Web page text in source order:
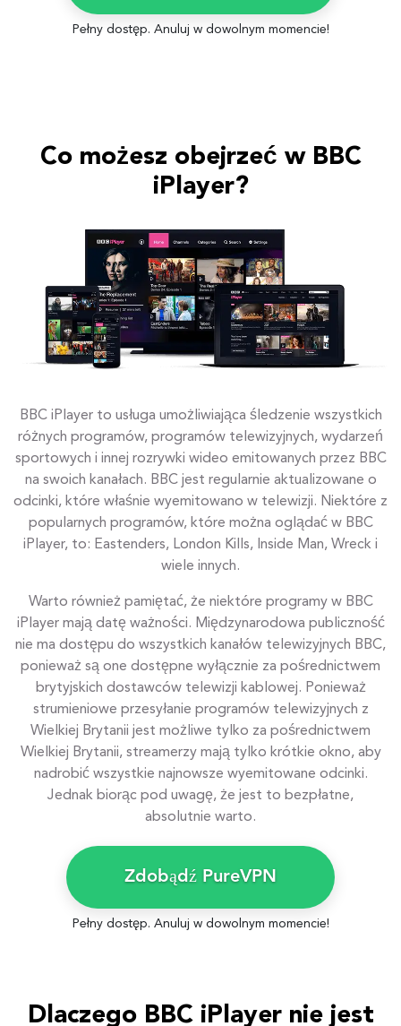
Pełny dostęp. Anuluj w dowolnym momencie!
Co możesz obejrzeć w BBC
iPlayer?
BBC iPlayer to usługa umożliwiająca śledzenie wszystkich
różnych programów, programów telewizyjnych, wydarzeń
sportowych i innej rozrywki wideo emitowanych przez BBC
na swoich kanałach. BBC jest regularnie aktualizowane o
odcinki, które właśnie wyemitowano w telewizji. Niektóre z
popularnych programów, które można oglądać w BBC
iPlayer, to: Eastenders, London Kills, Inside Man, Wreck i
wiele innych.
Warto również pamiętać, że niektóre programy w BBC
iPlayer mają datę ważności. Międzynarodowa publiczność
nie ma dostępu do wszystkich kanałów telewizyjnych BBC,
ponieważ są one dostępne wyłącznie za pośrednictwem
brytyjskich dostawców telewizji kablowej. Ponieważ
strumieniowe przesyłanie programów telewizyjnych z
Wielkiej Brytanii jest możliwe tylko za pośrednictwem
Wielkiej Brytanii, streamerzy mają tylko krótkie okno, aby
nadrobić wszystkie najnowsze wyemitowane odcinki.
Jednak biorąc pod uwagę, że jest to bezpłatne,
absolutnie warto.
Zdobądź PureVPN
Pełny dostęp. Anuluj w dowolnym momencie!
Dlaczego BBC iPlayer nie jest